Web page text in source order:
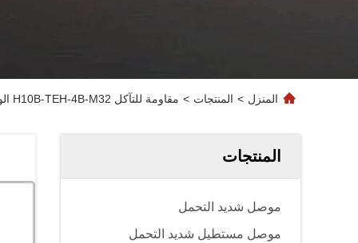
المنزل > المنتجات > مقاومة للتآكل H10B-TEH-4B-M32 الوصول العلوي للواصل الصناعية 10 دبوس البناء العالي 19300100427
المنتجات
موصل شديد التحمل
موصل مستطيل شديد التحمل